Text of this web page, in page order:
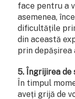
face pentru a
asemenea,
dificultățile
din această
prin
5. Îngrijirea de
În timpul
aveți grijă de